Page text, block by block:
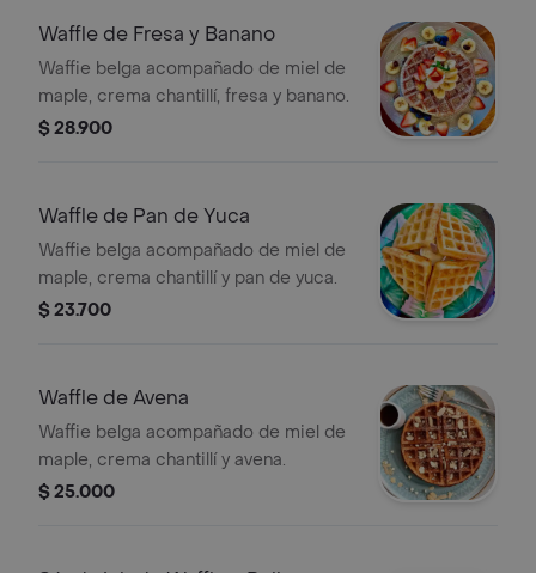
Waffle de Fresa y Banano
Waffie belga acompañado de miel de
maple, crema chantillí, fresa y banano.
$ 28.900
Waffle de Pan de Yuca
Waffie belga acompañado de miel de
maple, crema chantillí y pan de yuca.
$ 23.700
Waffle de Avena
Waffie belga acompañado de miel de
maple, crema chantillí y avena.
$ 25.000